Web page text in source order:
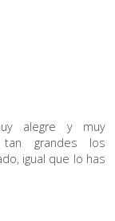
alegre y muy
grandes los
igual que lo has